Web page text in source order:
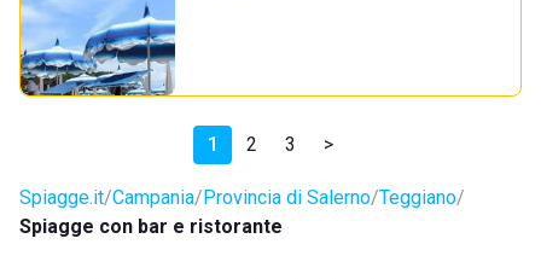
1 2 3 >
Spiagge.it Campania Provincia di Salerno Teggiano
Spiagge con bar e ristorante